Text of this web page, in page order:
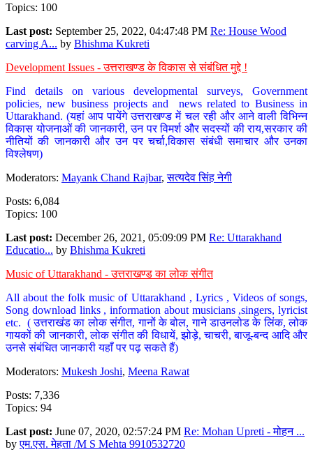
Topics: 100
Last post: September 25, 2022, 04:47:48 PM Re: House Wood
carving A... by Bhishma Kukreti
Development Issues - उत्तराखण्ड के विकास से संबंधित मुद्दे !
Find details on various developmental surveys, Government
policies, new business projects and news related to Business in
Uttarakhand. (यहां आप पायेंगे उत्तराखण्ड में चल रही और आने वाली विभिन्न
विकास योजनाओं की जानकारी, उन पर विमर्श और सदस्यों की राय,सरकार की
नीतियों की जानकारी और उन पर चर्चा,विकास संबंधी समाचार और उनका
विश्लेषण)
Moderators: Mayank Chand Rajbar,सत्यदेव सिंह नेगी
Posts: 6,084
Topics: 100
Last post: December 26, 2021, 05:09:09 PM Re: Uttarakhand
Educatio... by Bhishma Kukreti
Music of Uttarakhand - उत्तराखण्ड का लोक संगीत
All about the folk music of Uttarakhand , Lyrics , Videos of songs,
Song download links , information about musicians ,singers, lyricist
etc. ( उत्तराखंड का लोक संगीत, गानों के बोल, गाने डाउनलोड के लिंक, लोक
गायकों की जानकारी, लोक संगीत की विधायें, झोड़े, चाचरी, बाजू-बन्द आदि और
उनसे संबंधित जानकारी यहाँ पर पढ़ सकते हैं)
Moderators: Mukesh Joshi, Meena Rawat
Posts: 7,336
Topics: 94
Last post: June 07, 2020, 02:57:24 PM Re: Mohan Upreti - मोहन ...
byएम.एस. मेहता /M S Mehta 9910532720